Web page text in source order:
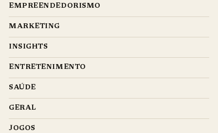
EMPREENDEDORISMO
MARKETING
INSIGHTS
ENTRETENIMENTO
SAÚDE
GERAL
JOGOS